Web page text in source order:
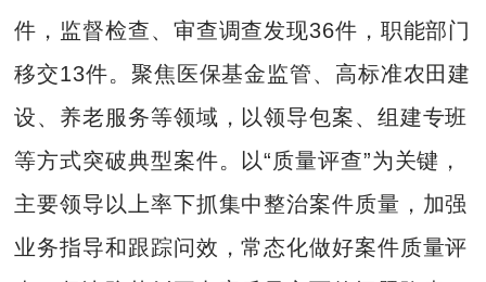
件，监督检查、审查调查发现36件，职能部门
移交13件。聚焦医保基金监管、高标准农田建
设、养老服务等领域，以领导包案、组建专班
等方式突破典型案件。以“质量评查”为关键，
主要领导以上率下抓集中整治案件质量，加强
业务指导和跟踪问效，常态化做好案件质量评